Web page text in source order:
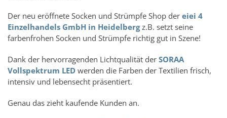
Der neu eröffnete Socken und Strümpfe Shop der eiei 4
Einzelhandels GmbH in Heidelbergz.B. setzt seine
farbenfrohen Socken und Strümpfe richtig gut in Szene!
Dank der hervorragenden Lichtqualität der SORAA
Vollspektrum LED werden die Farben der Textilien frisch,
intensiv und lebensecht präsentiert.
Genau das zieht kaufende Kunden an.